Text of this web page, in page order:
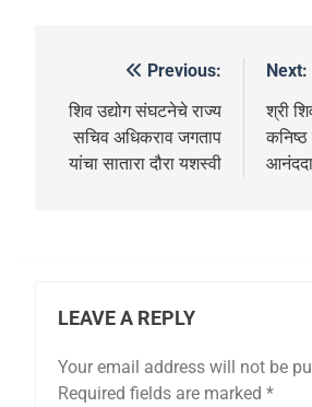
Previous:
शिव उद्योग संघटनेचे राज्य
सचिव अधिकराव जगताप
यांचा सातारा दौरा यशस्वी
Next:
श्री
कनिष्ठ
LEAVE A REPLY
Your email address will not be
Required fields are marked *